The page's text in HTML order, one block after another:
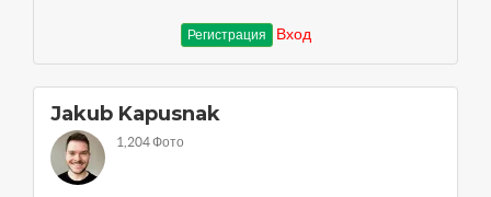
Регистрация Вход
Jakub Kapusnak
1,204 Фото